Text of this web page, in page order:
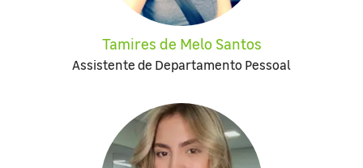
Tamires de Melo Santos
Assistente de Departamento Pessoal